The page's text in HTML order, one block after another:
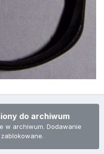
do archiwum
w archiwum. Dodawanie